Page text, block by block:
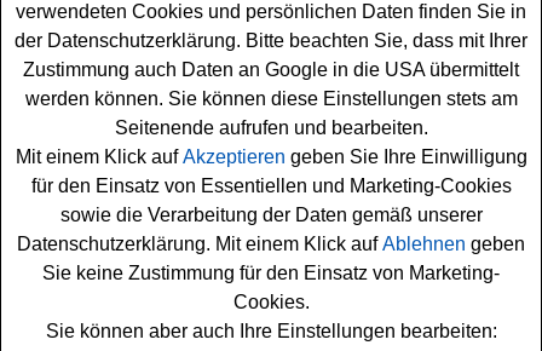
verwendeten Cookies und persönlichen Daten finden Sie in
der Datenschutzerklärung. Bitte beachten Sie, dass mit Ihrer
Zustimmung auch Daten an Google in die USA übermittelt
werden können. Sie können diese Einstellungen stets am
Seitenende aufrufen und bearbeiten.
Mit einem Klick aufAkzeptieren geben Sie Ihre Einwilligung
für den Einsatz von Essentiellen und Marketing-Cookies
sowie die Verarbeitung der Daten gemäß unserer
Datenschutzerklärung. Mit einem Klick aufAblehnen geben
Sie keine Zustimmung für den Einsatz von Marketing-
Cookies.
Sie können aber auch Ihre Einstellungen bearbeiten: